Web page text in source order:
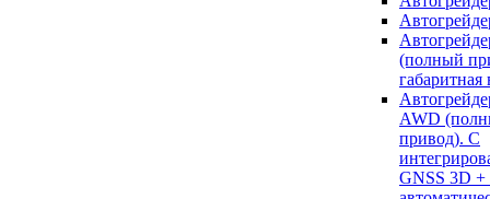
(полный
габаритная
AWD
привод). С
GNSS 3D +